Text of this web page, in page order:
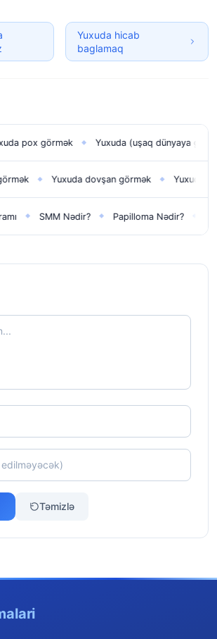
Yuxuda hicab
baglamaq
görmək ◆ Yuxuda (uşaq dünyaya gətirmək)
◆ Yuxuda dovşan görmək ◆ Yuxuda gəlinlik
◆ SMM Nədir? ◆ Papilloma Nədir? ◆
Təmizlə